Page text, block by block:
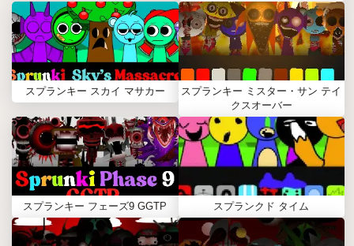
スプランキー スカイ マサカー
スプランキー ミスター・サン テイ
クスオーバー
スプランキー フェーズ9 GGTP スプランクド タイム